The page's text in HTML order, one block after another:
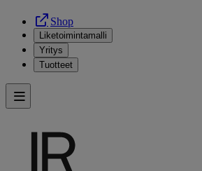
Shop
Liketoimintamalli
Yritys
Tuotteet